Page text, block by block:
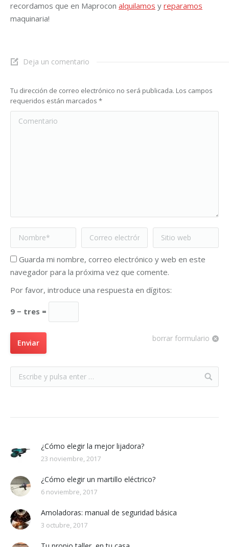
recordamos que en Maprocon alquilamos y reparamos
maquinaria!
Deja un comentario
Tu dirección de correo electrónico no será publicada. Los campos
requeridos están marcados *
Comentario
Nombre *
Correo electrónico
*
Sitio web
Guarda mi nombre, correo electrónico y web en este
navegador para la próxima vez que comente.
Por favor, introduce una respuesta en dígitos:
9 − tres =
borrar formulario
Enviar
¿Cómo elegir la mejor lijadora?
23 noviembre, 2017
¿Cómo elegir un martillo eléctrico?
6 noviembre, 2017
Amoladoras: manual de seguridad básica
3 octubre, 2017